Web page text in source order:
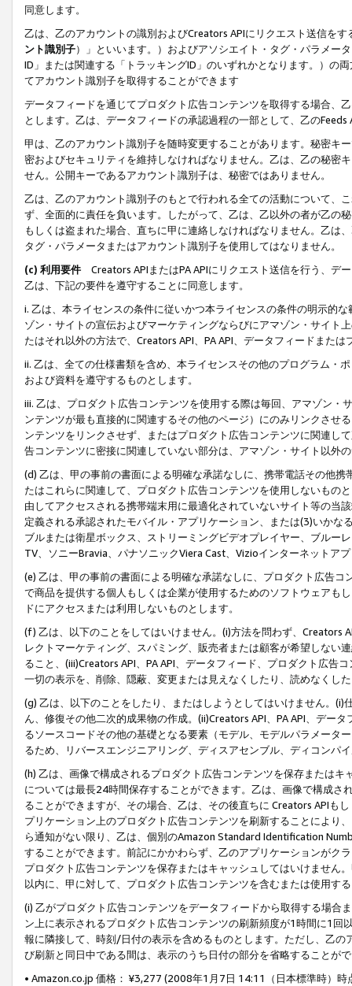
同意します。
乙は、乙のアカウントの識別およびCreators APIにリクエスト送信を
ント識別子）」といいます。）およびアソシエイト・タグ・パラメー
ID」または関連する「トラッキングID」のいずれかとなります。）の
てアカウント識別子を取得することができます
データフィードを通じてプロダクト広告コンテンツを取得する場合、
とします。乙は、データフィードの承認過程の一部として、乙の
甲は、乙のアカウント識別子を随時変更することがあります。秘密キ
密およびセキュリティを維持しなければなりません。乙は、乙の秘密
せん。公開キーであるアカウント識別子は、秘密ではありません。
乙は、乙のアカウント識別子のもとで行われる全ての活動について、
ず、全面的に責任を負います。したがって、乙は、乙以外の者が乙の
もしくは盗まれた場合、直ちに甲に連絡しなければなりません。乙は
タグ・パラメータまたはアカウント識別子を使用してはなりません。
(c) 利用要件 Creators APIまたはPA APIにリクエスト送信を行う、デ
乙は、下記の要件を遵守することに同意します。
i. 乙は、本ライセンスの条件に従いかつ本ライセンスの条件の明示的
ゾン・サイトの宣伝およびマーケティングならびにアマゾン・サイト
たはそれ以外の方法で、Creators API、PA API、データフィードまた
ii. 乙は、全ての仕様書類を含め、本ライセンスその他のプログラム・
および資料を遵守するものとします。
iii. 乙は、プロダクト広告コンテンツを使用する際は毎回、アマゾン
ンテンツが最も直接的に関連するその他のページ）にのみリンクさせ
ンテンツをリンクさせず、またはプロダクト広告コンテンツに関連し
告コンテンツに密接に関連していない部分は、アマゾン・サイト以外
(d) 乙は、甲の事前の書面による明確な承諾なしに、携帯電話その他
たはこれらに関連して、プロダクト広告コンテンツを使用しないもの
由してアクセスされる携帯端末用に最適化されていないサイト等の当
定義される承認されたモバイル・アプリケーション、または(3)いか
ブルまたは衛星ボックス、ストリーミングビデオプレイヤー、ブルー
TV、ソニーBravia、パナソニックViera Cast、Vizioインターネットア
(e) 乙は、甲の事前の書面による明確な承諾なしに、プロダクト広告
で商品を提供する個人もしくは企業が使用するためのソフトウェアも
ドにアクセスまたは利用しないものとします。
(f) 乙は、以下のことをしてはいけません。(i)方法を問わず、Creators
レクトマーケティング、スパミング、販売者または顧客が希望しない
ること、(iii)Creators API、PA API、データフィード、プロダクト広告
一切の表示を、削除、隠蔽、変更または見えなくしたり、読めなくし
(g) 乙は、以下のことをしたり、またはしようとしてはいけません。
ん、修復その他二次的成果物の作成。(ii)Creators API、PA API、デー
るソースコードその他の基礎となる要素（モデル、モデルパラメータ
るため、リバースエンジニアリング、ディスアセンブル、ディコンパ
(h) 乙は、画像で構成されるプロダクト広告コンテンツを保存または
については最長24時間保存することができます。乙は、画像で構成
ることができますが、その場合、乙は、その後直ちに Creators APIも
プリケーション上のプロダクト広告コンテンツを刷新することにより
ら通知がない限り、乙は、個別のAmazon Standard Identification
することができます。前記にかかわらず、乙のアプリケーションがク
プロダクト広告コンテンツを保存またはキャッシュしてはいけません
以内に、甲に対して、プロダクト広告コンテンツを含むまたは使用す
(i) 乙がプロダクト広告コンテンツをデータフィードから取得する場合
ン上に表示されるプロダクト広告コンテンツの刷新頻度が1時間に1
報に隣接して、時刻/日付の表示を含めるものとします。ただし、乙
び刷新と同日中である間は、表示のうち日付の部分を省略することが
• Amazon.co.jp 価格： ¥3,277 (2008年1月7日 14:11（日本標準時）